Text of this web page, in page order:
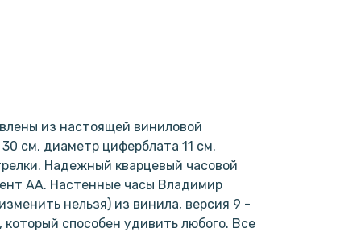
из настоящей виниловой
см, диаметр циферблата 11 см.
Надежный кварцевый часовой
АА. Настенные часы Владимир
нельзя) из винила, версия 9 -
который способен удивить любого. Все